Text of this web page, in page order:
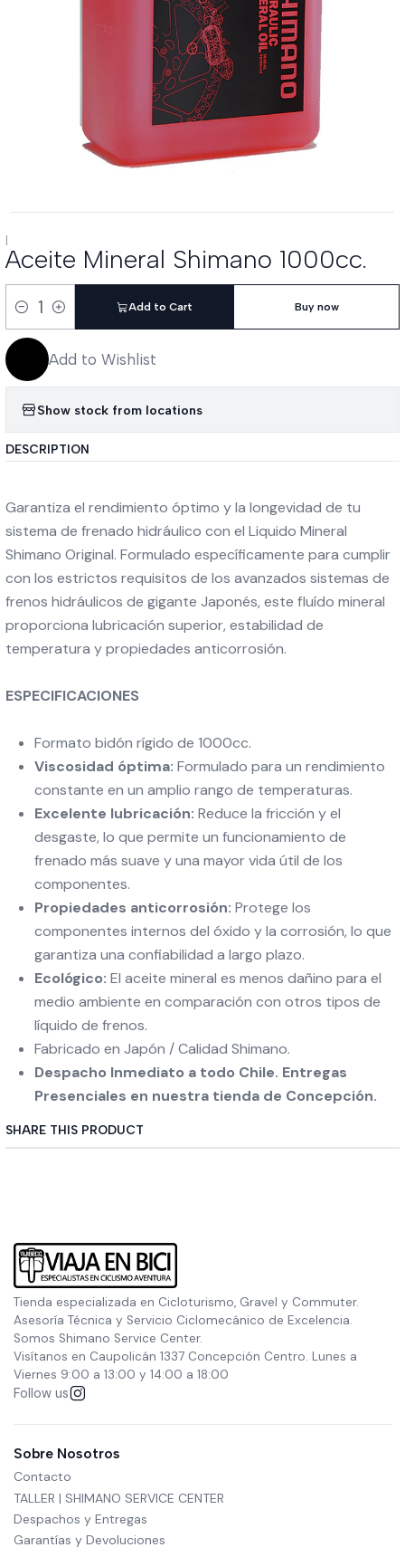
|
Aceite Mineral Shimano 1000cc.
Quantity
Add to Cart Buy now
Add to Wishlist
Show stock from locations
DESCRIPTION
Garantiza el rendimiento óptimo y la longevidad de tu
sistema de frenado hidráulico con el Liquido Mineral
Shimano Original. Formulado específicamente para cumplir
con los estrictos requisitos de los avanzados sistemas de
frenos hidráulicos de gigante Japonés, este fluído mineral
proporciona lubricación superior, estabilidad de
temperatura y propiedades anticorrosión.
ESPECIFICACIONES
Formato bidón rígido de 1000cc.
Viscosidad óptima: Formulado para un rendimiento
constante en un amplio rango de temperaturas.
Excelente lubricación: Reduce la fricción y el
desgaste, lo que permite un funcionamiento de
frenado más suave y una mayor vida útil de los
componentes.
Propiedades anticorrosión: Protege los
componentes internos del óxido y la corrosión, lo que
garantiza una confiabilidad a largo plazo.
Ecológico: El aceite mineral es menos dañino para el
medio ambiente en comparación con otros tipos de
líquido de frenos.
Fabricado en Japón / Calidad Shimano.
Despacho Inmediato a todo Chile. Entregas
Presenciales en nuestra tienda de Concepción.
SHARE THIS PRODUCT
Tienda especializada en Cicloturismo, Gravel y Commuter.
Asesoría Técnica y Servicio Ciclomecánico de Excelencia.
Somos Shimano Service Center.
Visítanos en Caupolicán 1337 Concepción Centro. Lunes a
Viernes 9:00 a 13:00 y 14:00 a 18:00
Follow us
Sobre Nosotros
Contacto
TALLER | SHIMANO SERVICE CENTER
Despachos y Entregas
Garantías y Devoluciones